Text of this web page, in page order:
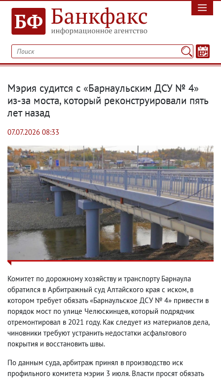
Мэрия судится с «Барнаульским ДСУ № 4»
из-за моста, который реконструировали пять
лет назад
07.07.2026 08:33
Комитет по дорожному хозяйству и транспорту Барнаула
обратился в Арбитражный суд Алтайского края с иском, в
котором требует обязать «Барнаульское ДСУ № 4» привести в
порядок мост по улице Челюскинцев, который подрядчик
отремонтировал в 2021 году. Как следует из материалов дела,
чиновники требуют устранить недостатки асфальтового
покрытия и восстановить швы.
По данным суда, арбитраж принял в производство иск
профильного комитета мэрии 3 июля. Власти просят обязать